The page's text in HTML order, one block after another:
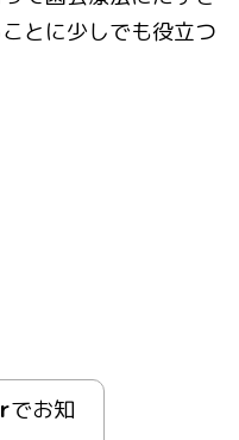
とに少しでも役立つ
でお知